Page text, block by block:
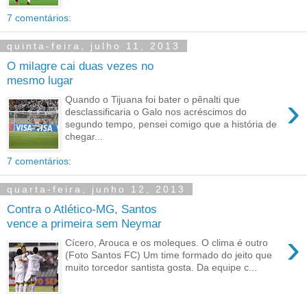
7 comentários:
quinta-feira, julho 11, 2013
O milagre cai duas vezes no
mesmo lugar
›
Quando o Tijuana foi bater o pênalti que
desclassificaria o Galo nos acréscimos do
segundo tempo, pensei comigo que a história de
chegar...
7 comentários:
quarta-feira, junho 12, 2013
Contra o Atlético-MG, Santos
vence a primeira sem Neymar
›
Cícero, Arouca e os moleques. O clima é outro
(Foto Santos FC) Um time formado do jeito que
muito torcedor santista gosta. Da equipe c...